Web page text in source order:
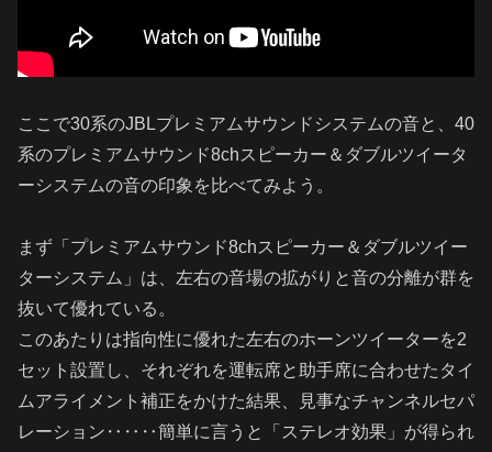
ここで30系のJBLプレミアムサウンドシステムの音と、40
系のプレミアムサウンド8chスピーカー＆ダブルツイータ
ーシステムの音の印象を比べてみよう。
まず「プレミアムサウンド8chスピーカー＆ダブルツイー
ターシステム」は、左右の音場の拡がりと音の分離が群を
抜いて優れている。
このあたりは指向性に優れた左右のホーンツイーターを2
セット設置し、それぞれを運転席と助手席に合わせたタイ
ムアライメント補正をかけた結果、見事なチャンネルセパ
レーション‥‥‥簡単に言うと「ステレオ効果」が得られ